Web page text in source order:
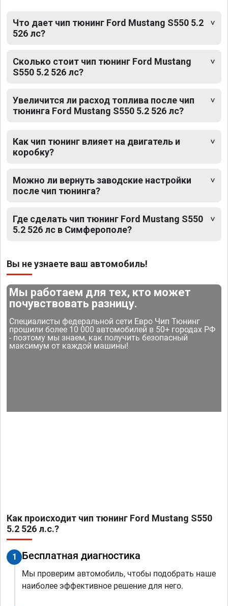
Что дает чип тюнинг Ford Mustang S550 5.2
526 лс?
Сколько стоит чип тюнинг Ford Mustang
S550 5.2 526 лс?
Увеличится ли расход топлива после чип
тюнинга Ford Mustang S550 5.2 526 лс?
Как чип тюнинг влияет на двигатель и
коробку?
Можно ли вернуть заводские настройки
после чип тюнинга?
Где сделать чип тюнинг Ford Mustang S550
5.2 526 лс в Симферополе?
Вы не узнаете ваш автомобиль!
Мы работаем для тех, кто может
почувствовать разницу.
Специалисты федеральной сети Евро Чип Тюнинг
прошили более 10 000 автомобилей в 50+ городах РФ
- поэтому мы знаем, как получить безопасный
максимум от каждой машины!
Как происходит чип тюнинг Ford Mustang S550
5.2 526 л.с.?
1 Бесплатная диагностика
Мы проверим автомобиль, чтобы подобрать наше
наиболее эффективное решение для него.